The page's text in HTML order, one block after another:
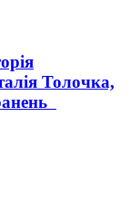
Толочка,